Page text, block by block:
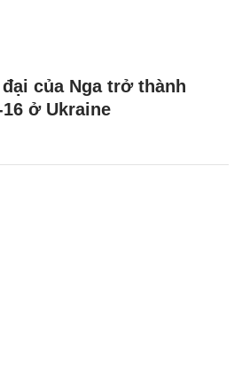
của Nga trở thành
16 ở Ukraine